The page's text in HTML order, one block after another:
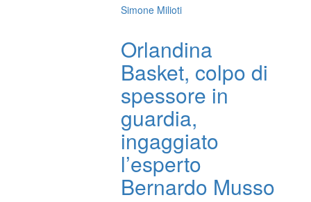
Simone Milioti
Orlandina
Basket, colpo di
spessore in
guardia,
ingaggiato
l’esperto
Bernardo Musso